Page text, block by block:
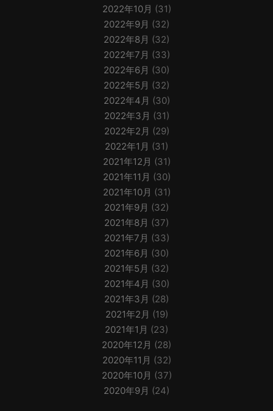
2022年10月 (31)
2022年9月 (32)
2022年8月 (32)
2022年7月 (33)
2022年6月 (30)
2022年5月 (32)
2022年4月 (30)
2022年3月 (31)
2022年2月 (29)
2022年1月 (31)
2021年12月 (31)
2021年11月 (30)
2021年10月 (31)
2021年9月 (32)
2021年8月 (37)
2021年7月 (33)
2021年6月 (30)
2021年5月 (32)
2021年4月 (30)
2021年3月 (28)
2021年2月 (19)
2021年1月 (23)
2020年12月 (28)
2020年11月 (32)
2020年10月 (37)
2020年9月 (24)